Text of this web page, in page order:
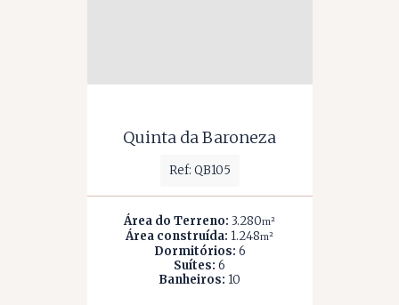
Quinta da Baroneza
Ref: QB105
Área do Terreno: 3.280m²
Área construída: 1.248m²
Dormitórios: 6
Suítes: 6
Banheiros: 10